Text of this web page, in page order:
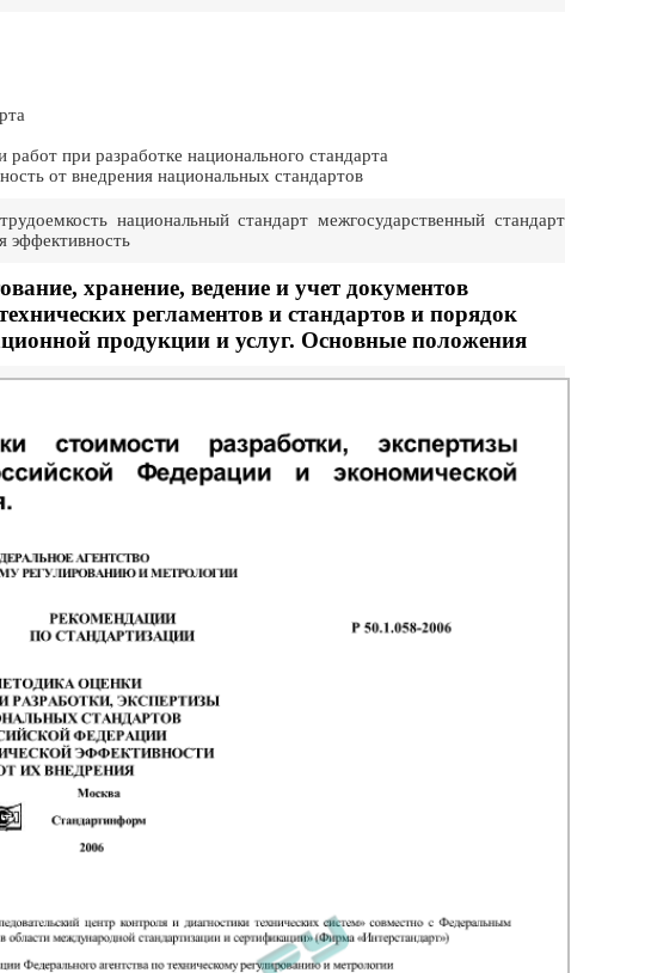
при разработке национального стандарта
от внедрения национальных стандартов
национальный стандарт межгосударственный стандарт
эффективность
хранение, ведение и учет документов
регламентов и стандартов и порядок
продукции и услуг. Основные положения